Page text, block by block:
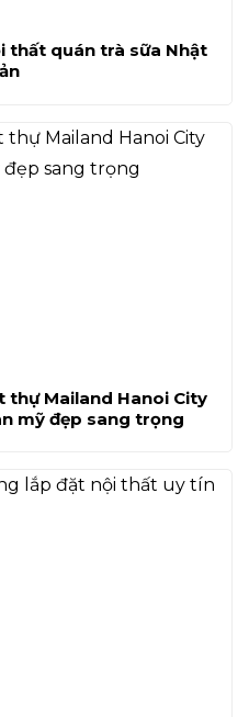
thất quán trà sữa Nhật
thự Mailand Hanoi City
mỹ đẹp sang trọng